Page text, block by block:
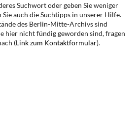
Suchwort oder geben Sie weniger
Sie auch die Suchtipps in unserer Hilfe.
des Berlin-Mitte-Archivs sind
hier nicht fündig geworden sind, fragen
(Link zum Kontaktformular).